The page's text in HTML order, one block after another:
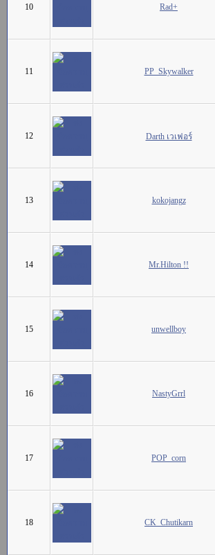
10 Rad+
11 PP_Skywalker
12 Darth เวเฟอร์
13 kokojangz
14 Mr.Hilton !!
15 unwellboy
16 NastyGrrl
17 POP_corn
18 CK_Chutikarn